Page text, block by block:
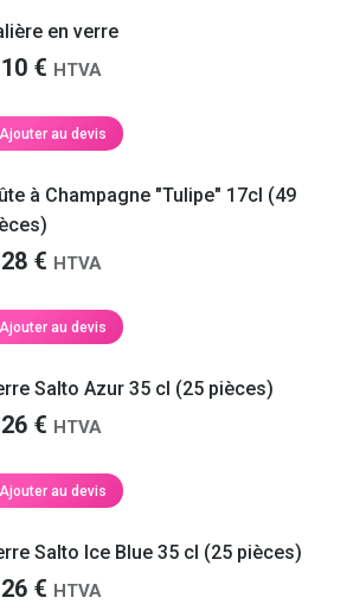
en verre
€ HTVA
Ajouter au devis
à Champagne "Tulipe" 17cl (49
€ HTVA
Ajouter au devis
Salto Azur 35 cl (25 pièces)
€ HTVA
Ajouter au devis
Salto Ice Blue 35 cl (25 pièces)
€ HTVA